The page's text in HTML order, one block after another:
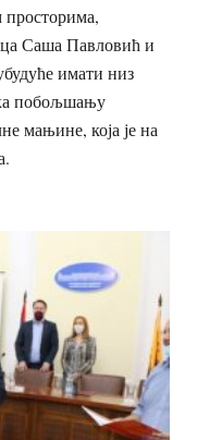
Саша Павловић и
имати низ
побољшању
мањине, која је на